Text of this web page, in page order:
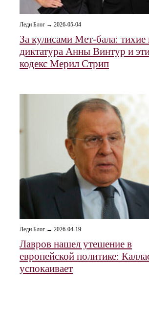
Леди Блог → 2026-05-04
За кулисами Мет-бала:
диктатура Анны Винтур и
кодекс Мерил Стрип
Леди Блог → 2026-04-19
Лавров нашел утешение в
европейской политике:
успокаивает